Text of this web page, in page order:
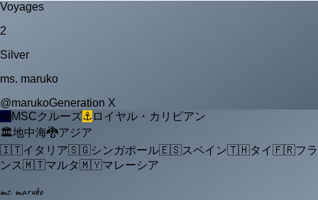
Voyages
2
Silver
ms. maruko
@marukoGeneration X
💎MSCクルーズ⚓ ロイヤル・カリビアン
🏛️地中海🐉アジア
🇮🇹イタリア🇸🇬シンガポール🇪🇸スペイン🇹🇭タイ🇫🇷フラ
ンス🇲🇹マルタ🇲🇾マレーシア
ms. maruko